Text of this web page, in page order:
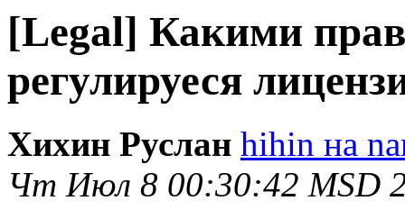
[Legal] Какими
регулируеся
Хихин Руслан hihin на
Чт Июл 8 00:30:42 MSD